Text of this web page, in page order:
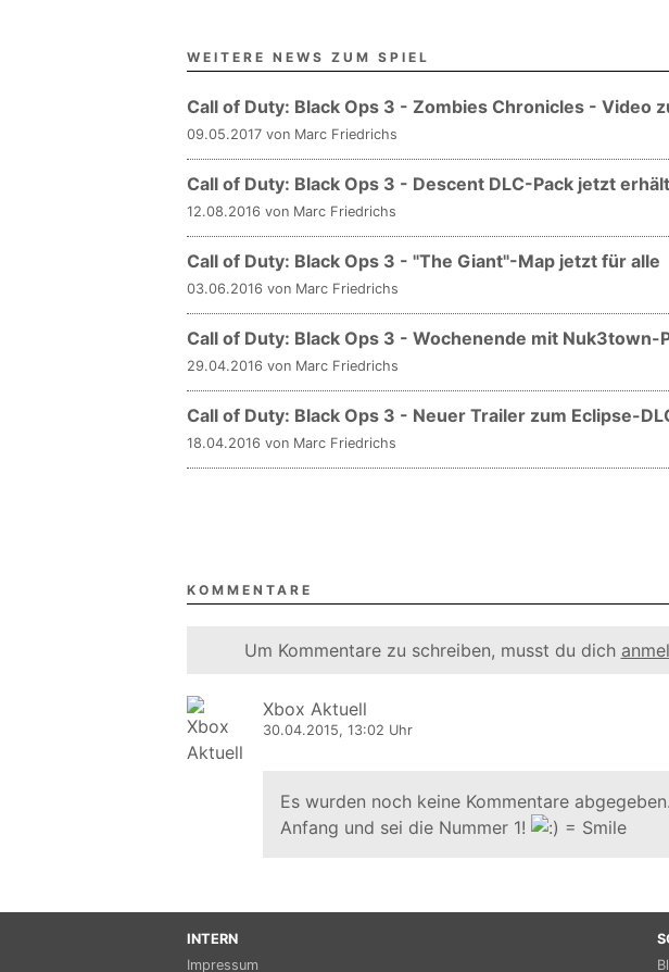
WEITERE NEWS ZUM SPIEL
Call of Duty: Black Ops 3 - Zombies Chronicles - Video
09.05.2017 von Marc Friedrichs
Call of Duty: Black Ops 3 - Descent DLC-Pack jetzt
12.08.2016 von Marc Friedrichs
Call of Duty: Black Ops 3 - "The Giant"-Map jetzt für alle
03.06.2016 von Marc Friedrichs
Call of Duty: Black Ops 3 - Wochenende mit Nuk3town-
29.04.2016 von Marc Friedrichs
Call of Duty: Black Ops 3 - Neuer Trailer zum Eclipse-
18.04.2016 von Marc Friedrichs
KOMMENTARE
Um Kommentare zu schreiben, musst du dich
Xbox Aktuell
30.04.2015, 13:02 Uhr
Es wurden noch keine Kommentare
Anfang und sei die Nummer 1!
INTERN
Impressum